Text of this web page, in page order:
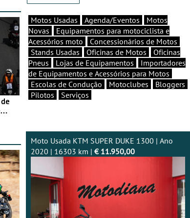
Motos Usadas Agenda/Eventos
Motos
Novas
Equipamentos para motociclista e
Acessórios moto
Concessionários de Motos
Stands Usadas
Oficinas de Motos
Oficinas
Pneus
Lojas de Equipamentos
Importadores
de Equipamentos e Acessórios para Motos
Escolas de Condução
Motoclubes
Bloggers
Pilotos
Serviços
Moto Usada KTM SUPER DUKE 1300 | Ano
2020 | 16303 km | € 11.950,00